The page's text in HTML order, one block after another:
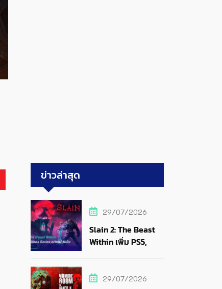
ข่าวล่าสุด
29/07/2026
Slain 2: The Beast
Within เพิ่ม PS5,
29/07/2026